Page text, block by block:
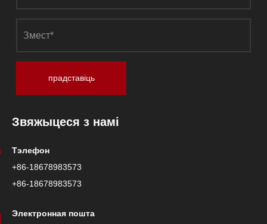
прадставіць
Звяжыцеся з намі
Тэлефон
+86-18678983573
+86-18678983573
Электронная пошта